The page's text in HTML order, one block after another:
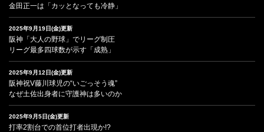
金田正一は「カッとなっても冷静」
2025年9月19日(金)更新
阪神「大人の野球」でリーグ制圧
リーグ最多四球数が示す「成熟」
2025年9月12日(金)更新
阪神祝V藤川球児の“いごっそう魂”
なぜ土佐出身者に守護神は多いのか
2025年9月5日(金)更新
打率2割台での首位打者出現か!?